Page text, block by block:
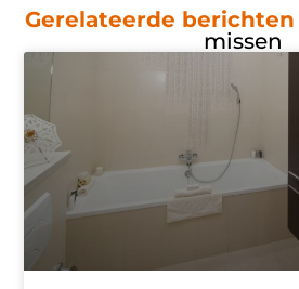
Gerelateerde berichten
missen